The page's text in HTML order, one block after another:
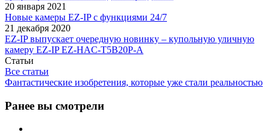
20 января 2021
Новые камеры EZ-IP с функциями 24/7
21 декабря 2020
EZ-IP выпускает очередную новинку – купольную уличную
камеру EZ-IP EZ-HAC-T5B20P-A
Статьи
Все статьи
Фантастические изобретения, которые уже стали реальностью
Ранее вы смотрели